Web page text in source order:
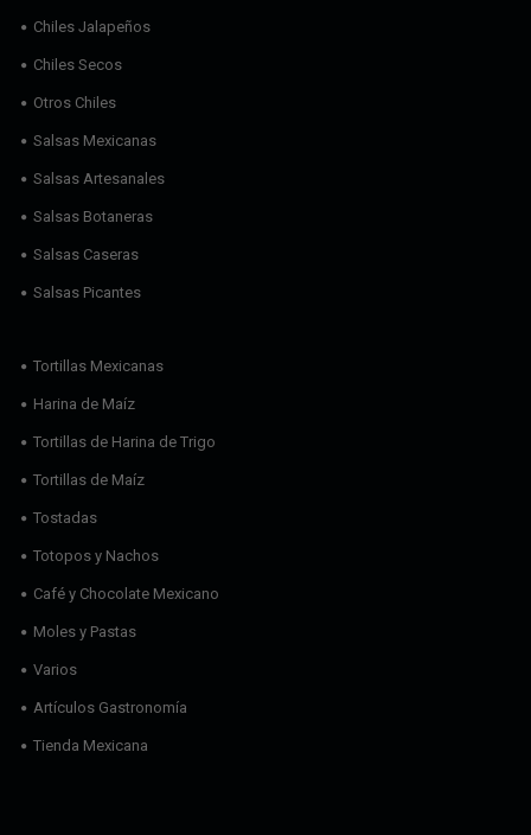
Chiles Jalapeños
Chiles Secos
Otros Chiles
Salsas Mexicanas
Salsas Artesanales
Salsas Botaneras
Salsas Caseras
Salsas Picantes
Tortillas Mexicanas
Harina de Maíz
Tortillas de Harina de Trigo
Tortillas de Maíz
Tostadas
Totopos y Nachos
Café y Chocolate Mexicano
Moles y Pastas
Varios
Artículos Gastronomía
Tienda Mexicana